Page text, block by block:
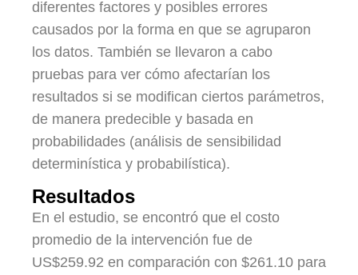
diferentes factores y posibles errores
causados por la forma en que se agruparon
los datos. También se llevaron a cabo
pruebas para ver cómo afectarían los
resultados si se modifican ciertos parámetros,
de manera predecible y basada en
probabilidades (análisis de sensibilidad
determinística y probabilística).
Resultados
En el estudio, se encontró que el costo
promedio de la intervención fue de
US$259.92 en comparación con $261.10 para